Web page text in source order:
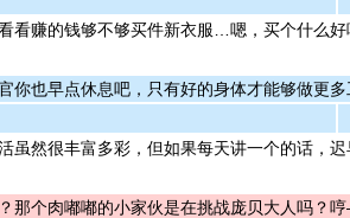
看赚的钱够不够买件新衣服…嗯，买个什么好
也早点休息吧，只有好的身体才能够做更多
虽然很丰富多彩，但如果每天讲一个的话，迟
那个肉嘟嘟的小家伙是在挑战庞贝大人吗？